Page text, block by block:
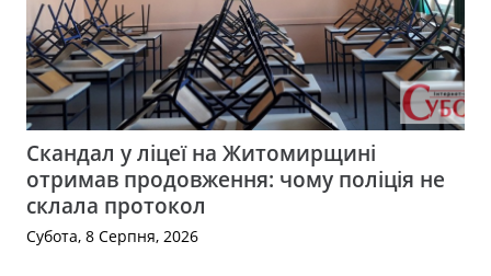
Скандал у ліцеї на Житомирщині
отримав продовження: чому поліція не
склала протокол
Субота, 8 Серпня, 2026